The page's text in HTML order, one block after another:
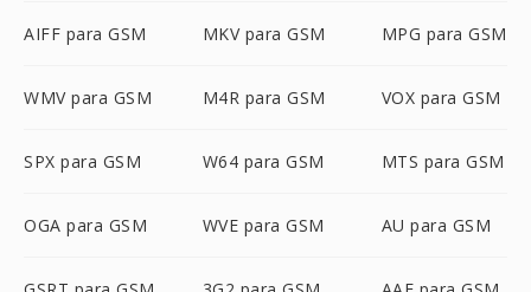
AIFF para GSM MKV para GSM MPG para GSM
WMV para GSM M4R para GSM VOX para GSM
SPX para GSM W64 para GSM MTS para GSM
OGA para GSM WVE para GSM AU para GSM